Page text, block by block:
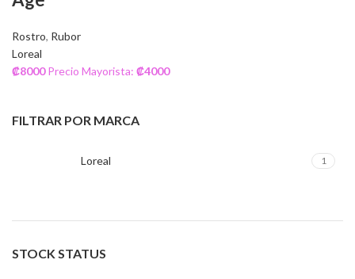
FILTRAR POR MARCA
Loreal 1
STOCK STATUS
Rostro, Rubor
Loreal
₡8000 Precio Mayorista: ₡4000